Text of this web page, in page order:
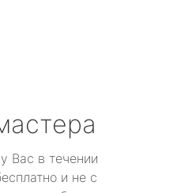
Вас в течении
и не с